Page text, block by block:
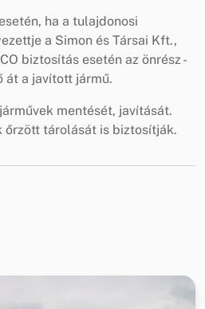
ha a tulajdonosi
a Simon és Társai Kft.,
biztosítás esetén az önrész -
át a javított jármű.
mentését, javítását.
őrzött tárolását is biztosítják.